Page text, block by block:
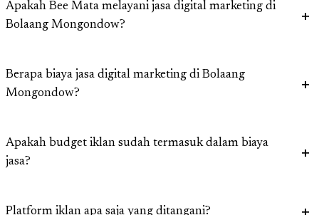
Apakah Bee Mata melayani jasa digital marketing di
Bolaang Mongondow?
Berapa biaya jasa digital marketing di Bolaang
Mongondow?
Apakah budget iklan sudah termasuk dalam biaya
jasa?
Platform iklan apa saja yang ditangani?